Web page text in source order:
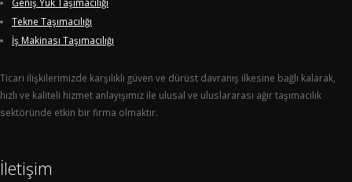
Tekne Taşımacılığı
İş Makinası Taşımacılığı
Ticari ilişkilerimizde karşılıklı güven ve dürüst davranış ilkesine bağlı kalarak,
hızlı ve kaliteli hizmet anlayışımız ile ulusal ve uluslararası ağır taşımacılık
sektöründe etkin bir firma olmaktır.
İletişim